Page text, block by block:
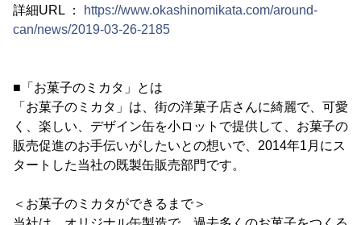
詳細URL ：
https://www.okashinomikata.com/around-
can/news/2019-03-26-2185
■「お菓子のミカタ」とは
「お菓子のミカタ」は、街の洋菓子店さんに綺麗で、可愛
く、楽しい、デザイン缶を小ロットで提供して、お菓子の
販売促進のお手伝いがしたいとの想いで、2014年1月にス
タートした当社の既製缶販売部門です。
＜お菓子のミカタができるまで＞